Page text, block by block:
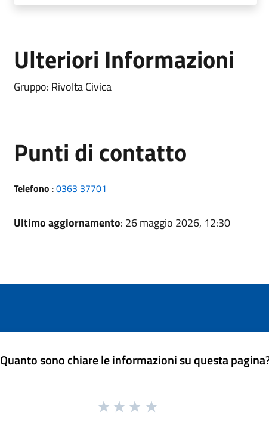
Ulteriori Informazioni
Gruppo: Rivolta Civica
Punti di contatto
Telefono :0363 37701
Ultimo aggiornamento: 26 maggio 2026, 12:30
Quanto sono chiare le informazioni su questa